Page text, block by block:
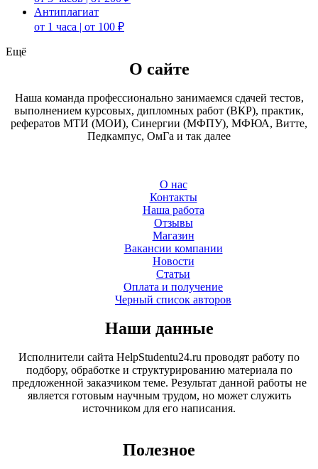
Антиплагиат
от 1 часа | от 100 ₽
Ещё
О сайте
Наша команда профессионально занимаемся сдачей тестов,
выполнением курсовых, дипломных работ (ВКР), практик,
рефератов МТИ (МОИ), Синергии (МФПУ), МФЮА, Витте,
Педкампус, ОмГа и так далее
О нас
Контакты
Наша работа
Отзывы
Магазин
Вакансии компании
Новости
Статьи
Оплата и получение
Черный список авторов
Наши данные
Исполнители сайта HelpStudentu24.ru проводят работу по
подбору, обработке и структурированию материала по
предложенной заказчиком теме. Результат данной работы не
является готовым научным трудом, но может служить
источником для его написания.
Полезное